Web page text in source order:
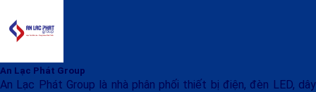
An Lạc Phát Group
An Lạc Phát Group là nhà phân phối thiết bị điện, đèn LED, dây